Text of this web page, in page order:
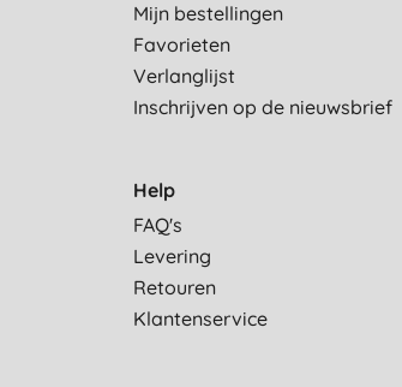
Mijn bestellingen
Favorieten
Verlanglijst
Inschrijven op de nieuwsbrief
Help
FAQ's
Levering
Retouren
Klantenservice